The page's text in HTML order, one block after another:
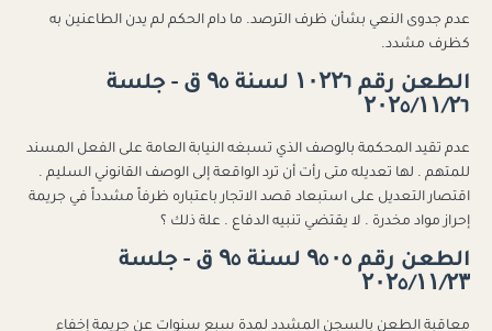
عدم جدوى النعي بشأن ظرف الترصد. ما دام الحكم لم يدن الطاعنين به
كظرف مشدد.
الطعن رقم ۱۰۲۲٦ لسنة ۹٥ ق - جلسة
۲۰۲٥/۱۱/۲٦
عدم تقيد المحكمة بالوصف الذي تسبغه النيابة العامة على الفعل المسند
للمتهم . لها تعديله متى رأت أن ترد الواقعة إلى الوصف القانوني السليم .
اقتصار التعديل على استبعاد قصد الاتجار باعتباره ظرفاً مشدداً في جريمة
إحراز مواد مخدرة . لا يقتضي تنبيه الدفاع . علة ذلك ؟
الطعن رقم ۹٥۰٥ لسنة ۹٥ ق - جلسة
۲۰۲٥/۱۱/۲۳
معاقبة الطعن بالسجن المشدد لمدة سبع سنوات عن جريمة إخفاء